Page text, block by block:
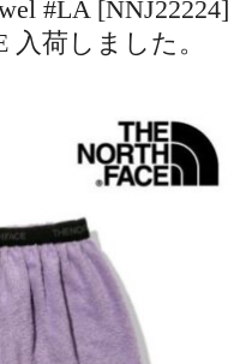
#LA [NNJ22224]
入荷しました。